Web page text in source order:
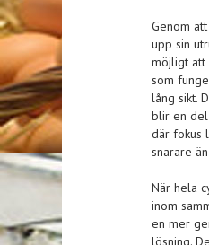
Genom
upp sin
möjligt att
som
lång sikt.
blir en
där fokus
snarare
När hela
inom
en mer
lösning.